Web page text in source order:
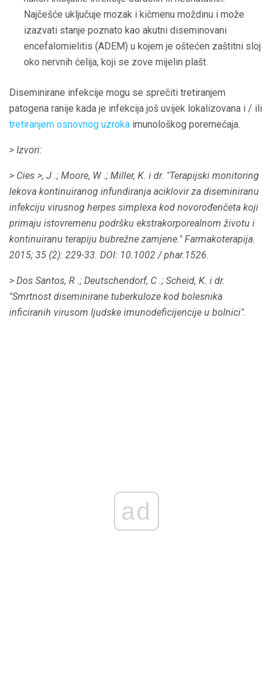
Najčešće uključuje mozak i kičmenu moždinu i može
izazvati stanje poznato kao akutni diseminovani
encefalomielitis (ADEM) u kojem je oštećen zaštitni sloj
oko nervnih ćelija, koji se zove mijelin plašt.
Diseminirane infekcije mogu se sprečiti tretiranjem
patogena ranije kada je infekcija još uvijek lokalizovana i / ili
tretiranjem osnovnog uzroka imunološkog poremećaja.
> Izvori:
> Cies >, J .; Moore, W .; Miller, K. i dr. "Terapijski monitoring
lekova kontinuiranog infundiranja aciklovir za diseminiranu
infekciju virusnog herpes simplexa kod novorođenčeta koji
primaju istovremenu podršku ekstrakorporealnom životu i
kontinuiranu terapiju bubrežne zamjene." Farmakoterapija.
2015; 35 (2): 229-33. DOI: 10.1002 / phar.1526.
> Dos Santos, R .; Deutschendorf, C .; Scheid, K. i dr.
"Smrtnost diseminirane tuberkuloze kod bolesnika
inficiranih virusom ljudske imunodeficijencije u bolnici".
ad